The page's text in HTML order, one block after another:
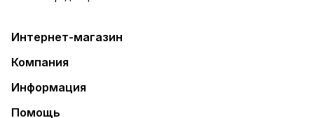
Интернет-магазин
Компания
Информация
Помощь